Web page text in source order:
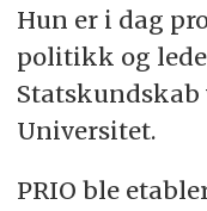
Hun er i dag
politikk og
Statskundskab
Universitet.
PRIO ble